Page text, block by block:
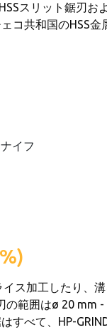
スリット鋸刃お
コ共和国のHSS
イフ
ス加工したり、
範囲はø 20 mm
すべて、HP-